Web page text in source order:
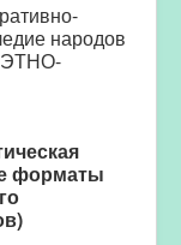
народов
форматы